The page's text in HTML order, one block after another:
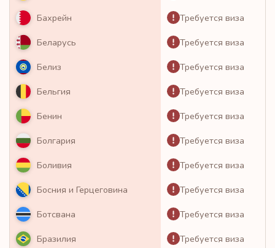
Бахрейн Требуется виза
Беларусь Требуется виза
Белиз Требуется виза
Бельгия Требуется виза
Бенин Требуется виза
Болгария Требуется виза
Боливия Требуется виза
Босния и Герцеговина Требуется виза
Ботсвана Требуется виза
Бразилия Требуется виза